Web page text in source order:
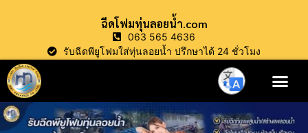
ฉีดโฟมทุ่นลอยน้ำ.com
063 565 4636
รับฉีดพียูโฟมใส่ทุ่นลอยน้ำ ปรึกษาได้ 24 ชั่วโมง